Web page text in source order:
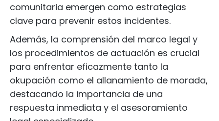
comunitaria emergen como estrategias
clave para prevenir estos incidentes.
Además, la comprensión del marco legal y
los procedimientos de actuación es crucial
para enfrentar eficazmente tanto la
okupación como el allanamiento de morada,
destacando la importancia de una
respuesta inmediata y el asesoramiento